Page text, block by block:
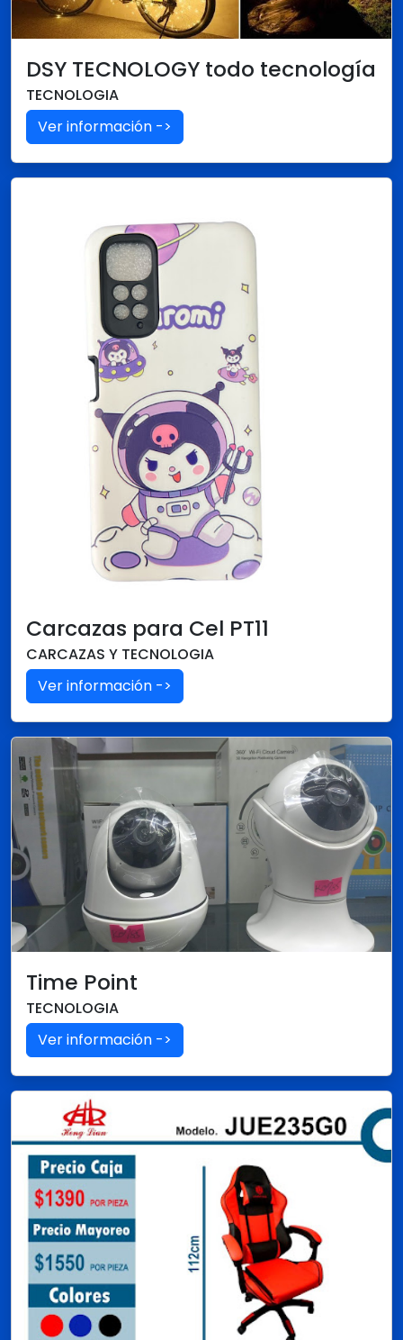
DSY TECNOLOGY todo tecnología
TECNOLOGIA
Ver información ->
Carcazas para Cel PT11
CARCAZAS Y TECNOLOGIA
Ver información ->
Time Point
TECNOLOGIA
Ver información ->